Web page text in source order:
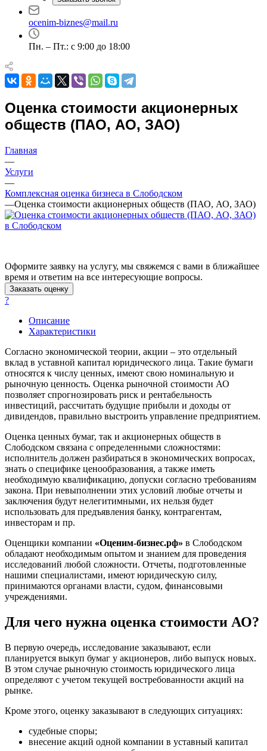
ocenim-biznes@mail.ru
Пн. – Пт.: с 9:00 до 18:00
Оценка стоимости акционерных
обществ (ПАО, АО, ЗАО)
Главная
—
Услуги
—
Комплексная оценка бизнеса в Слободском
—Оценка стоимости акционерных обществ (ПАО, АО, ЗАО)
Оформите заявку на услугу, мы свяжемся с вами в ближайшее
время и ответим на все интересующие вопросы.
Заказать оценку
?
Описание
Характеристики
Согласно экономической теории, акции – это отдельный
вклад в уставной капитал юридического лица. Такие бумаги
относятся к числу ценных, имеют свою номинальную и
рыночную ценность. Оценка рыночной стоимости АО
позволяет спрогнозировать риск и рентабельность
инвестиций, рассчитать будущие прибыли и доходы от
дивидендов, правильно выстроить управление предприятием.
Оценка ценных бумаг, так и акционерных обществ в
Слободском связана с определенными сложностями:
исполнитель должен разбираться в экономических вопросах,
знать о специфике ценообразования, а также иметь
необходимую квалификацию, допуски согласно требованиям
закона. При невыполнении этих условий любые отчеты и
заключения будут нелегитимными, их нельзя будет
использовать для предъявления банку, контрагентам,
инвесторам и пр.
Оценщики компании «Оценим-бизнес.рф» в Слободском
обладают необходимым опытом и знанием для проведения
исследований любой сложности. Отчеты, подготовленные
нашими специалистами, имеют юридическую силу,
принимаются органами власти, судом, финансовыми
учреждениями.
Для чего нужна оценка стоимости АО?
В первую очередь, исследование заказывают, если
планируется выкуп бумаг у акционеров, либо выпуск новых.
В этом случае рыночную стоимость юридического лица
определяют с учетом текущей востребованности акций на
рынке.
Кроме этого, оценку заказывают в следующих ситуациях:
судебные споры;
внесение акций одной компании в уставный капитал
Выберите ваш город
Например:Слободской
Абакан
Абинск
Азов
Алушта
Альметьевск
Анапа
Апатиты
Апрелевка
Арамиль
Арзамас
Архангельск
Асбест
Астрахань
Ахтубинск
Ачинск
Аша
Баймак
Балаково
Балашиха
Балашов
Барабинск
Батайск
Бахчисарай
Белая Калитва
Белгород
Белебей
Белово
Белогорск
Белореченск
Бердск
Березники
Биробиджан
Бирюч
Благовещенск
Благодарный